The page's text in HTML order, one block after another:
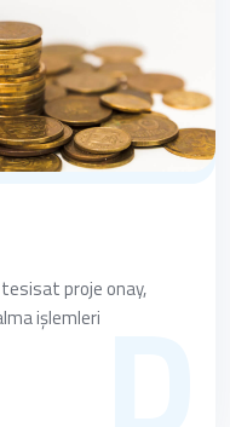
proje onay,
işlemleri